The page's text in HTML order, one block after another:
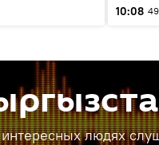
10:08
людях